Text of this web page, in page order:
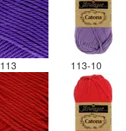
113 113-10